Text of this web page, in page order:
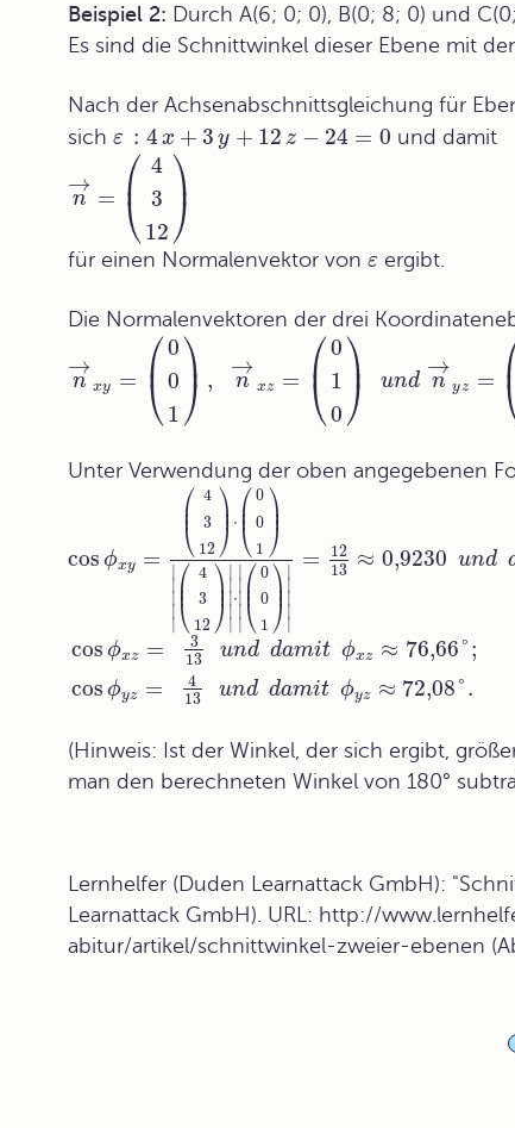
Beispiel 2: Durch A(6; 0; 0), B(0; 8; 0) und
Es sind die Schnittwinkel dieser Ebene mit
Nach der Achsenabschnittsgleichung für
sich ε : 4x + 3 y + 12 z − 24 = 0 und damit
n
→
= ⎛
⎝
⎜
4
3
12
⎞
⎠
⎟
für einen Normalenvektor von ε ergibt.
Die Normalenvektoren der drei
n
→
xy = ⎛
⎝
⎜ 0
0
1
⎞
⎠
⎟ , n
→
xz = ⎛
⎝
⎜ 0
1
0
⎞
⎠
⎟ und n
→
yz = ⎜
Unter Verwendung der oben angegebenen
cos ϕxy =
⎛
⎝
⎜⎜
4
3
12
⎞
⎠⎟⎟ ⋅ ⎛
⎝
⎜⎜
0
0
1
⎞
⎠⎟⎟
∣
∣
∣
∣
⎛
⎝
⎜⎜
4
3
12
⎞
⎠⎟⎟ ∣
∣
∣
∣
⋅
∣
∣
∣
∣
⎛
⎝
⎜⎜
0
0
1
⎞
⎠⎟⎟ ∣
∣
∣
∣
=
12
13 ≈ 0,9230 und
cos ϕxz =
3
13
und damit ϕxz ≈ 76,66°;
cos ϕyz =
4
13
und damit ϕyz ≈ 72,08°.
(Hinweis: Ist der Winkel, der sich ergibt,
man den berechneten Winkel von 180°
Lernhelfer (Duden Learnattack GmbH):
Learnattack GmbH). URL: http://
abitur/artikel/schnittwinkel-zweier-ebenen